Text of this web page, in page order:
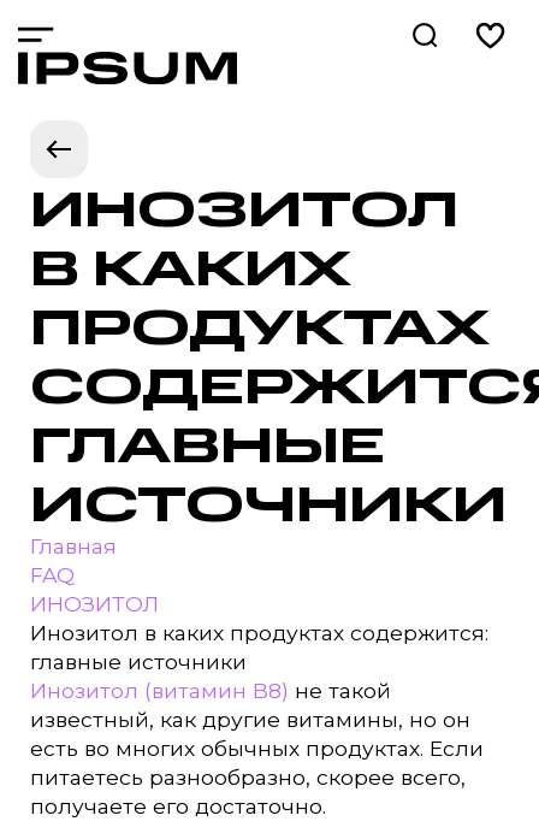
ИНОЗИТОЛ
В КАКИХ
ПРОДУКТАХ
ГЛАВНЫЕ
ИСТОЧНИКИ
Главная
FAQ
ИНОЗИТОЛ
Инозитол в каких продуктах содержится:
главные источники
Инозитол (витамин B8) не такой
известный, как другие витамины, но он
есть во многих обычных продуктах. Если
питаетесь разнообразно, скорее всего,
получаете его достаточно.